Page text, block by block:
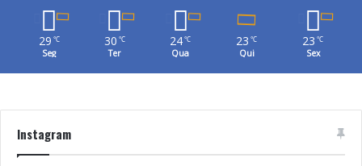
29 ℃
Seg
30 ℃
Ter
24℃
Qua
23 ℃
Qui
23 ℃
Sex
Instagram